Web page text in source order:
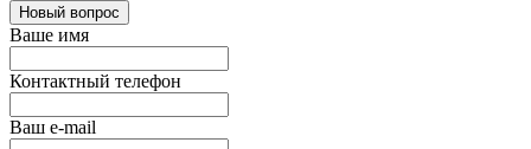
Новый вопрос
Ваше имя
Контактный телефон
Ваш e-mail